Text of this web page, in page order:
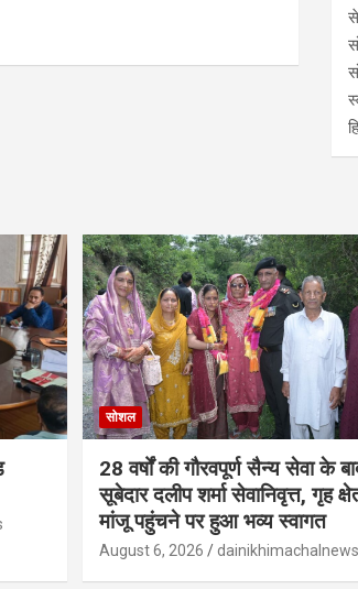
सोशल
28 वर्षों की गौरवपूर्ण सैन्य सेवा के
सूबेदार दलीप शर्मा सेवानिवृत्त, गृह
मांजू पहुंचने पर हुआ भव्य स्वागत
August 6, 2026 dainikhimachalnews